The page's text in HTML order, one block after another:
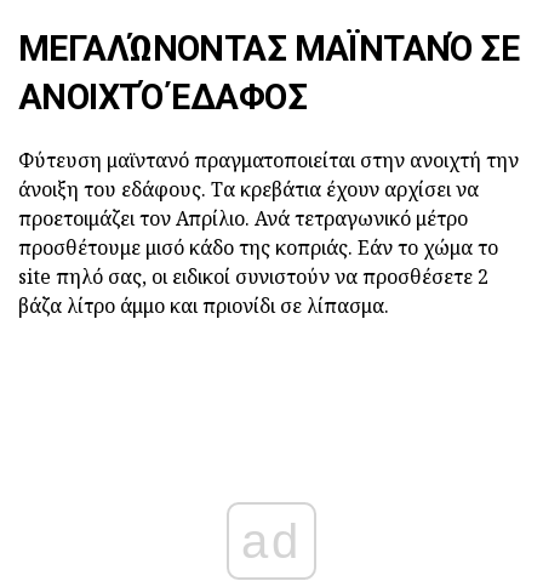
ΜΕΓΑΛΏΝΟΝΤΑΣ ΜΑΪΝΤΑΝΌ ΣΕ
ΑΝΟΙΧΤΌ ΈΔΑΦΟΣ
Φύτευση μαϊντανό πραγματοποιείται στην ανοιχτή την
άνοιξη του εδάφους. Τα κρεβάτια έχουν αρχίσει να
προετοιμάζει τον Απρίλιο. Ανά τετραγωνικό μέτρο
προσθέτουμε μισό κάδο της κοπριάς. Εάν το χώμα το
site πηλό σας, οι ειδικοί συνιστούν να προσθέσετε 2
βάζα λίτρο άμμο και πριονίδι σε λίπασμα.
ad